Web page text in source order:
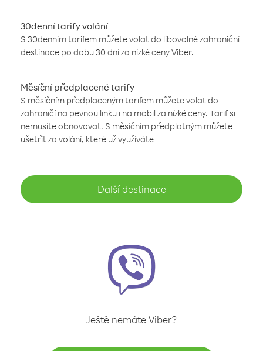
30denní tarify volání
S 30denním tarifem můžete volat do libovolné zahraniční
destinace po dobu 30 dní za nízké ceny Viber.
Měsíční předplacené tarify
S měsíčním předplaceným tarifem můžete volat do
zahraničí na pevnou linku i na mobil za nízké ceny. Tarif si
nemusíte obnovovat. S měsíčním předplatným můžete
ušetřit za volání, které už využíváte
Další destinace
Ještě nemáte Viber?